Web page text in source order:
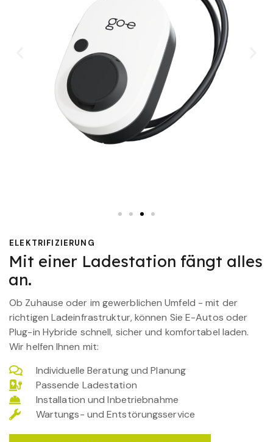
ELEKTRIFIZIERUNG
Mit einer Ladestation fängt alles
an.
Ob Zuhause oder im gewerblichen Umfeld - mit der
richtigen Ladeinfrastruktur, können Sie E-Autos oder
Plug-in Hybride schnell, sicher und komfortabel laden.
Wir helfen Ihnen mit:
Individuelle Beratung und Planung
Passende Ladestation
Installation und Inbetriebnahme
Wartungs- und Entstörungsservice